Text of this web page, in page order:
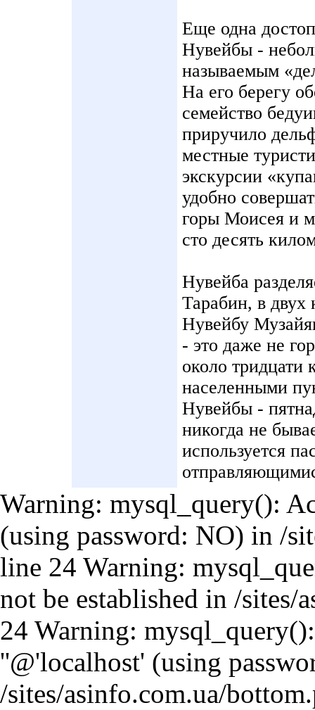
Еще одна
Нувейбы -
называемым
На его берегу
семейство
приручило
местные
экскурсии
удобно
горы Моисея и
сто десять
Нувейба
Тарабин, в двух
Нувейбу
- это даже не
около тридцати
населенными
Нувейбы -
никогда не
используется
Warning: mysql_query():
(using password: NO) in /
line 24 Warning:
not be established in /
24 Warning:
''@'localhost' (using
/sites/asinfo.com.ua/